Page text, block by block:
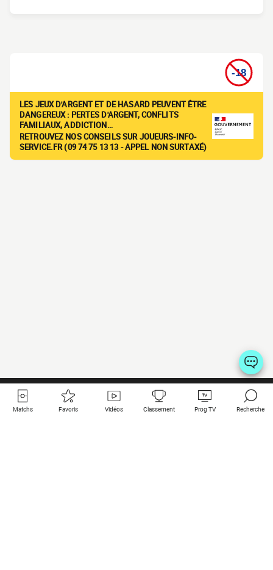
LES JEUX D'ARGENT ET DE HASARD PEUVENT ÊTRE
DANGEREUX : PERTES D'ARGENT, CONFLITS
FAMILIAUX, ADDICTION…
RETROUVEZ NOS CONSEILS SUR JOUEURS-INFO-
SERVICE.FR (09 74 75 13 13 - APPEL NON SURTAXÉ)
Matchs Favoris Vidéos Classement Prog TV Recherche